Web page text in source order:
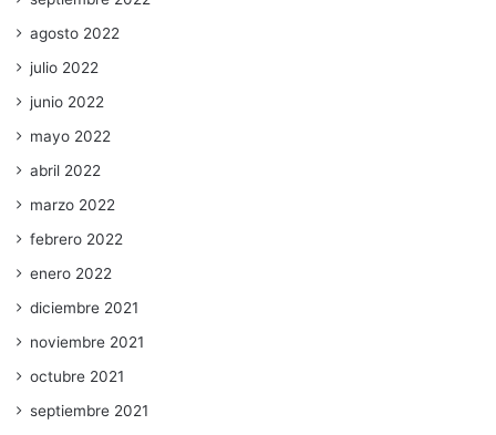
agosto 2022
julio 2022
junio 2022
mayo 2022
abril 2022
marzo 2022
febrero 2022
enero 2022
diciembre 2021
noviembre 2021
octubre 2021
septiembre 2021